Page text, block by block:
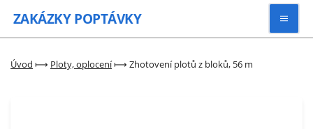
ZAKÁZKY POPTÁVKY
Vyhledávat
Úvod ⟼ Ploty, oplocení⟼ Zhotovení plotů z bloků, 56 m